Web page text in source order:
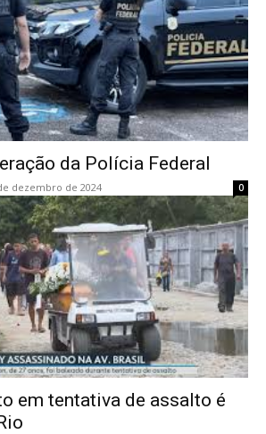
da Polícia Federal
dezembro de 2024 0
em tentativa de assalto é